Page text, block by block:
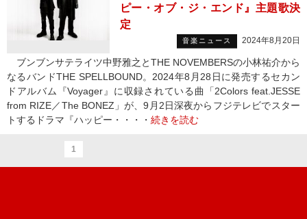
ピー・オブ・ジ・エンド』主題歌決
定
音楽ニュース 2024年8月20日
ブンブンサテライツ中野雅之とTHE NOVEMBERSの小林祐介から
なるバンドTHE SPELLBOUND。2024年8月28日に発売するセカン
ドアルバム『Voyager』に収録されている曲「2Colors feat.JESSE
from RIZE／The BONEZ」が、9月2日深夜からフジテレビでスター
トするドラマ『ハッピー・・・・ 続きを読む
1